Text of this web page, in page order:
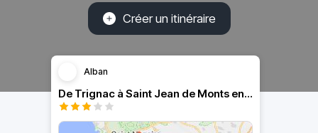
Créer un itinéraire
Alban
De Trignac à Saint Jean de Monts en passant par les marais.